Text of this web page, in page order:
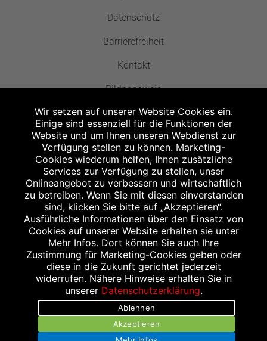
Datenschutz
Barrierefreiheit
Kontakt
Bildnachweis
Abgabe in haushaltsüblichen Mengen, solange der Vorrat reicht. Für Druck-
und Satzfehler keine Haftung.
Zu Risiken und Nebenwirkungen lesen Sie die Packungsbeilage und fragen
Sie Ihren Arzt oder Apotheker.
Angabe nach der deutschen Arzneimitteltaxe Apothekenerstattungspreis
(AEP). Der AEP ist keine unverbindliche Preisempfehlung der Hersteller. Der
AEP ist ein von den Apotheken in Ansatz gebrachter Preis für rezeptfreie
Arzneimittel. Er entspricht in der Höhe dem für Apotheken verbindlichen
Abgabepreis, zu dem eine Apotheke in bestimmten Fällen (z.B. bei Kindern
unter 12 Jahren) das Produkt mit der gesetzlichen Krankenversicherung
abrechnet. Der AEP ist der allgemeine Erstattungspreis im Falle einer
Kostenübernahme durch die gesetzlichen Krankenkassen, vor Abzug eines
Zwangsrabattes (zur Zeit 5%) nach §130 Abs. 1 SGB V.
Unverbindliche Preisempfehlung des Herstellers (UVP).
powered by apovena.de
Wir setzen auf unserer Website Cookies ein.
Einige sind essenziell für die Funktionen der
Website und um Ihnen unseren Webdienst zur
Verfügung stellen zu können. Marketing-
Cookies wiederum helfen, Ihnen zusätzliche
Services zur Verfügung zu stellen, unser
Onlineangebot zu verbessern und wirtschaftlich
zu betreiben. Wenn Sie mit diesen einverstanden
sind, klicken Sie bitte auf „Akzeptieren“.
Ausführliche Informationen über den Einsatz von
Cookies auf unserer Website erhalten sie unter
Mehr Infos. Dort können Sie auch Ihre
Zustimmung für Marketing-Cookies geben oder
diese in die Zukunft gerichtet jederzeit
widerrufen. Nähere Hinweise erhalten Sie in
unserer Datenschutzerklärung.
Ablehnen
Akzeptieren